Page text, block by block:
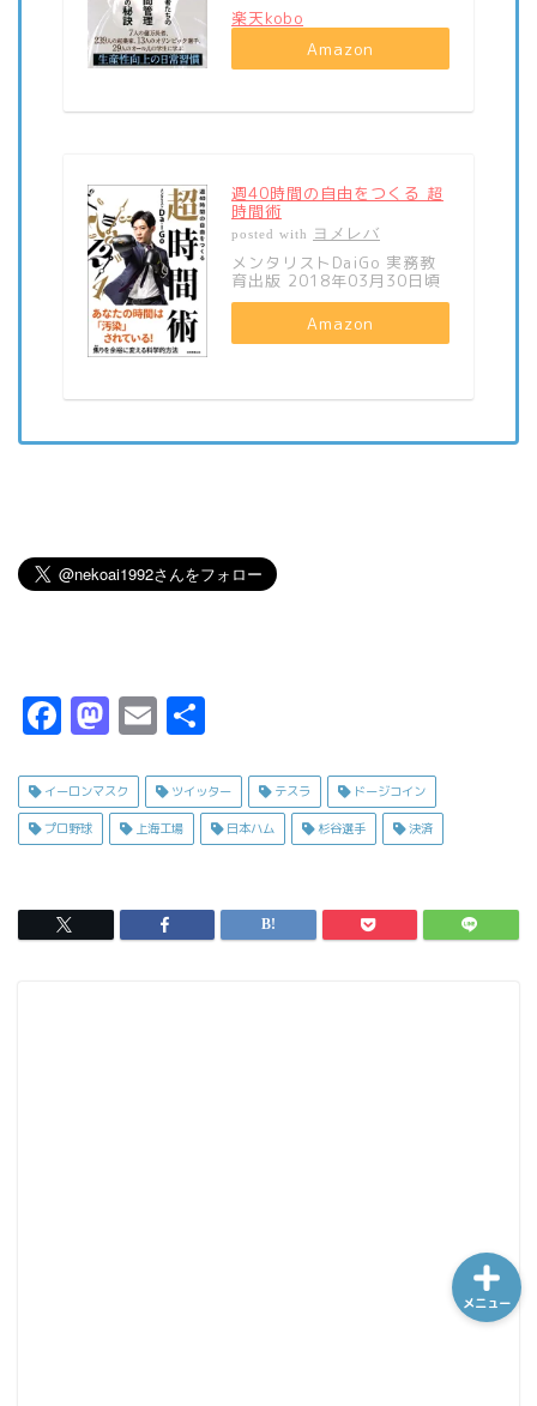
楽天kobo
Amazon
週40時間の自由をつくる 超
時間術
posted with ヨメレバ
メンタリストDaiGo 実務教
育出版 2018年03月30日頃
Amazon
F
c
e
o
o
M
s
t
d
o
E
ai
l
イーロンマスク ツイッター テスラ ドージコイン
プロ野球 上海工場 日本ハム 杉谷選手 決済
メニュー